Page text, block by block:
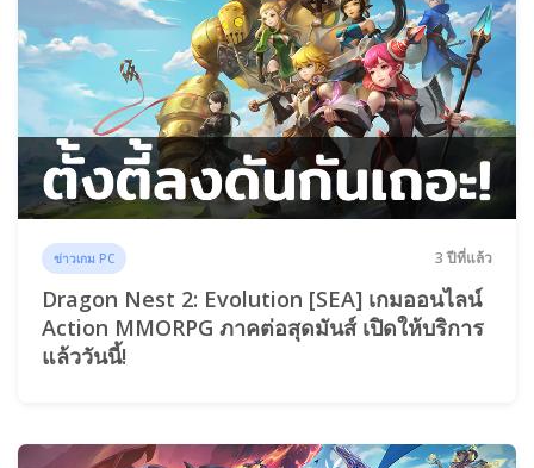
ข่าวเกม PC 3 ปีที่แล้ว
Dragon Nest 2: Evolution [SEA] เกมออนไลน์
Action MMORPG ภาคต่อสุดมันส์ เปิดให้บริการ
แล้ววันนี้!